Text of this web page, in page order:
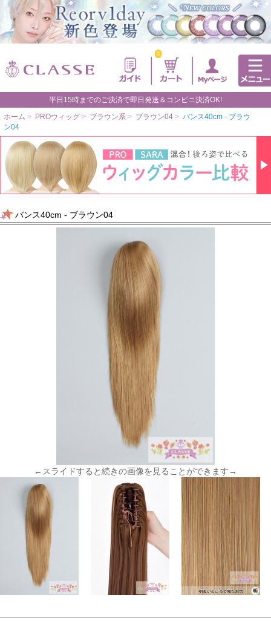
0
平日15時までのご決済で即日発送＆コンビニ決済OK!
ホーム > PROウィッグ > ブラウン系 > ブラウン04 > バンス40cm - ブラウ
ン04
バンス40cm - ブラウン04
←スライドすると続きの画像を見ることができます→